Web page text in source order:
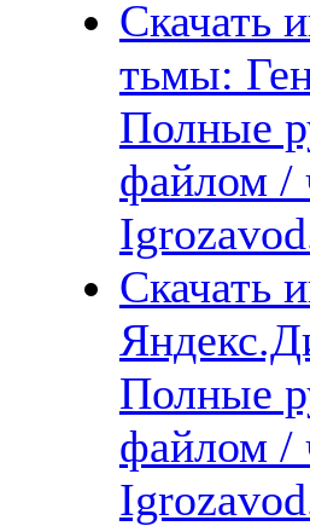
Скачать
тьмы:
Полные
файлом /
Скачать
Полные
файлом /